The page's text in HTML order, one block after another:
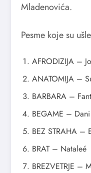
Mladenovića.
Pesme koje su
AFRODIZIJA –
ANATOMIJA –
BARBARA –
BEGAME –
BEZ STRAHA –
BRAT – Nataleé
BREZVETRJE –